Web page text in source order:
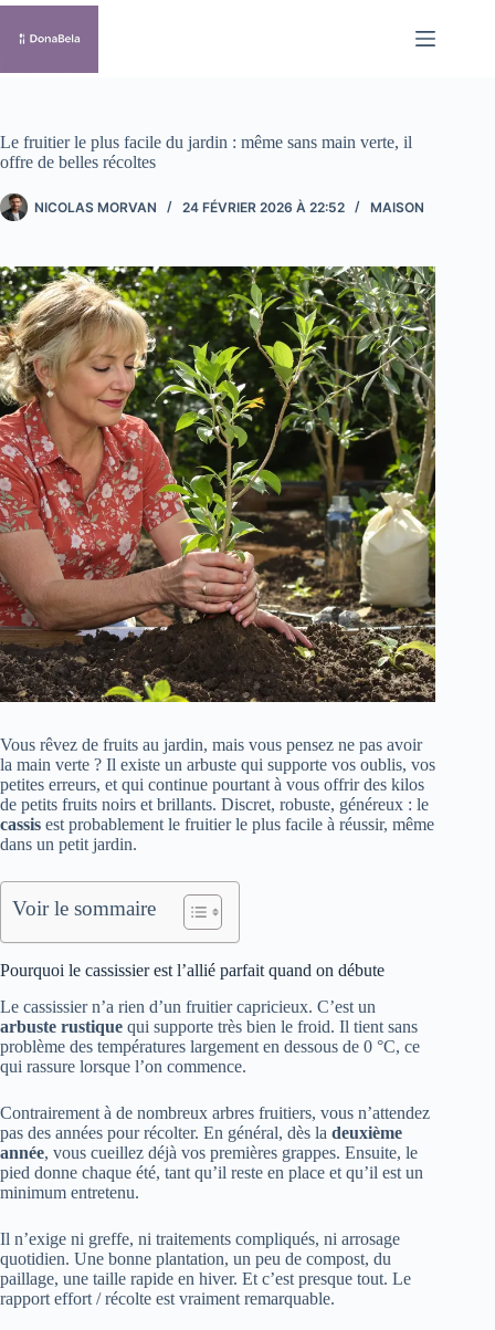
Passer
contenu
Le fruitier le plus facile du jardin : même sans main verte, il
offre de belles récoltes
NICOLAS MORVAN 24 FÉVRIER 2026 À 22:52 MAISON
Vous rêvez de fruits au jardin, mais vous pensez ne pas avoir
la main verte ? Il existe un arbuste qui supporte vos oublis, vos
petites erreurs, et qui continue pourtant à vous offrir des kilos
de petits fruits noirs et brillants. Discret, robuste, généreux : le
cassis est probablement le fruitier le plus facile à réussir, même
dans un petit jardin.
Voir le sommaire
Pourquoi le cassissier est l’allié parfait quand on débute
Le cassissier n’a rien d’un fruitier capricieux. C’est un
arbuste rustique qui supporte très bien le froid. Il tient sans
problème des températures largement en dessous de 0 °C, ce
qui rassure lorsque l’on commence.
Contrairement à de nombreux arbres fruitiers, vous n’attendez
pas des années pour récolter. En général, dès la deuxième
année, vous cueillez déjà vos premières grappes. Ensuite, le
pied donne chaque été, tant qu’il reste en place et qu’il est un
minimum entretenu.
Il n’exige ni greffe, ni traitements compliqués, ni arrosage
quotidien. Une bonne plantation, un peu de compost, du
paillage, une taille rapide en hiver. Et c’est presque tout. Le
rapport effort / récolte est vraiment remarquable.